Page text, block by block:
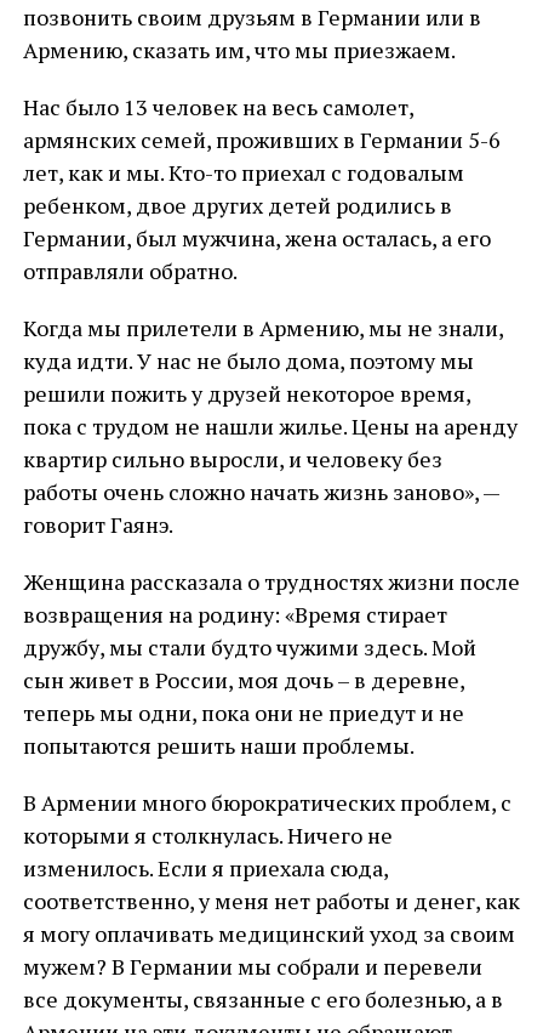
позвонить своим друзьям в Германии или в
Армению, сказать им, что мы приезжаем.
Нас было 13 человек на весь самолет,
армянских семей, проживших в Германии 5-6
лет, как и мы. Кто-то приехал с годовалым
ребенком, двое других детей родились в
Германии, был мужчина, жена осталась, а его
отправляли обратно.
Когда мы прилетели в Армению, мы не знали,
куда идти. У нас не было дома, поэтому мы
решили пожить у друзей некоторое время,
пока с трудом не нашли жилье. Цены на аренду
квартир сильно выросли, и человеку без
работы очень сложно начать жизнь заново», —
говорит Гаянэ.
Женщина рассказала о трудностях жизни после
возвращения на родину: «Время стирает
дружбу, мы стали будто чужими здесь. Мой
сын живет в России, моя дочь – в деревне,
теперь мы одни, пока они не приедут и не
попытаются решить наши проблемы.
В Армении много бюрократических проблем, с
которыми я столкнулась. Ничего не
изменилось. Если я приехала сюда,
соответственно, у меня нет работы и денег, как
я могу оплачивать медицинский уход за своим
мужем? В Германии мы собрали и перевели
все документы, связанные с его болезнью, а в